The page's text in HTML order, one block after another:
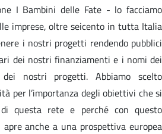
I Bambini delle Fate - lo facciamo
imprese, oltre seicento in tutta Italia
i nostri progetti rendendo pubblici
dei nostri finanziamenti e i nomi dei
dei nostri progetti. Abbiamo scelto
per l’importanza degli obiettivi che si
questa rete e perché con questo
anche a una prospettiva europea